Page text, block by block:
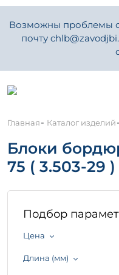
Возможны проблемы
почту
Главная- Каталог изделий-
Блоки
75 ( 3.503-29 )
Подбор
Цена
Длина (мм)